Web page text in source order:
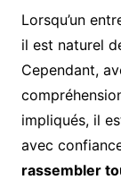
Lorsqu’un
il est naturel
Cependant,
impliqués, il
avec
rassembler